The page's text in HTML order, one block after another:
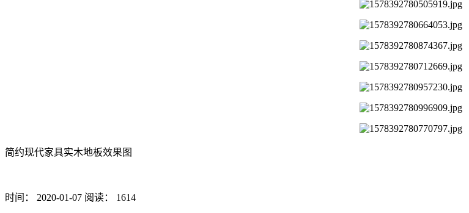
简约现代家具实木地板效果图
时间： 2020-01-07 阅读： 1614